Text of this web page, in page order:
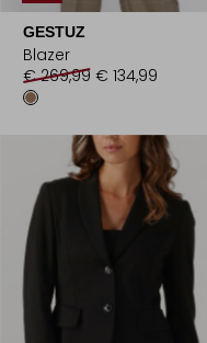
GESTUZ
Blazer
€ 269,99 € 134,99